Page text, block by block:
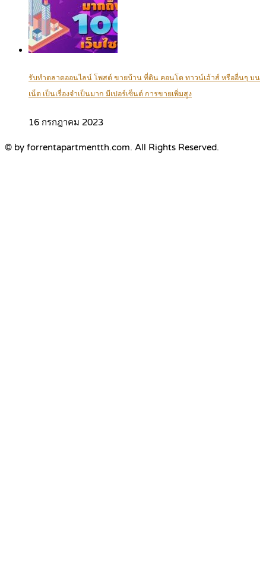
รับทำตลาดออนไลน์ โพสต์ ขายบ้าน ที่ดิน คอนโด ทาวน์เฮ้าส์ หรืออื่นๆ บน
เน็ต เป็นเรื่องจำเป็นมาก มีเปอร์เซ็นต์ การขายเพิ่มสูง
16 กรกฎาคม 2023
© by forrentapartmentth.com. All Rights Reserved.